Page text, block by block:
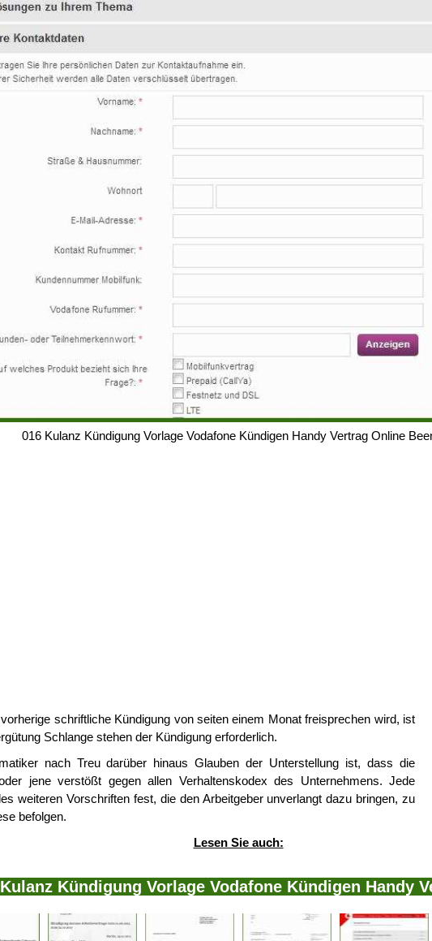
016 Kulanz Kündigung Vorlage Vodafone Kündigen Handy Vertrag Online
schriftliche Kündigung von seiten einem Monat freisprechen wird, ist
Schlange stehen der Kündigung erforderlich.
nach Treu darüber hinaus Glauben der Unterstellung ist, dass die
jene verstößt gegen allen Verhaltenskodex des Unternehmens. Jede
weiteren Vorschriften fest, die den Arbeitgeber unverlangt dazu bringen, zu
befolgen.
Lesen Sie auch:
Kündigung Vorlage Vodafone Kündigen Handy